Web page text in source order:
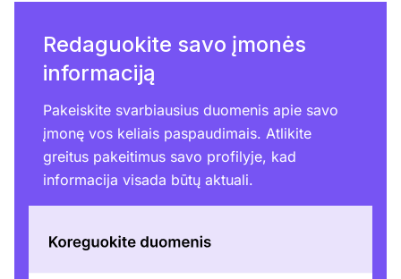
Redaguokite savo įmonės
informaciją
Pakeiskite svarbiausius duomenis apie savo
įmonę vos keliais paspaudimais. Atlikite
greitus pakeitimus savo profilyje, kad
informacija visada būtų aktuali.